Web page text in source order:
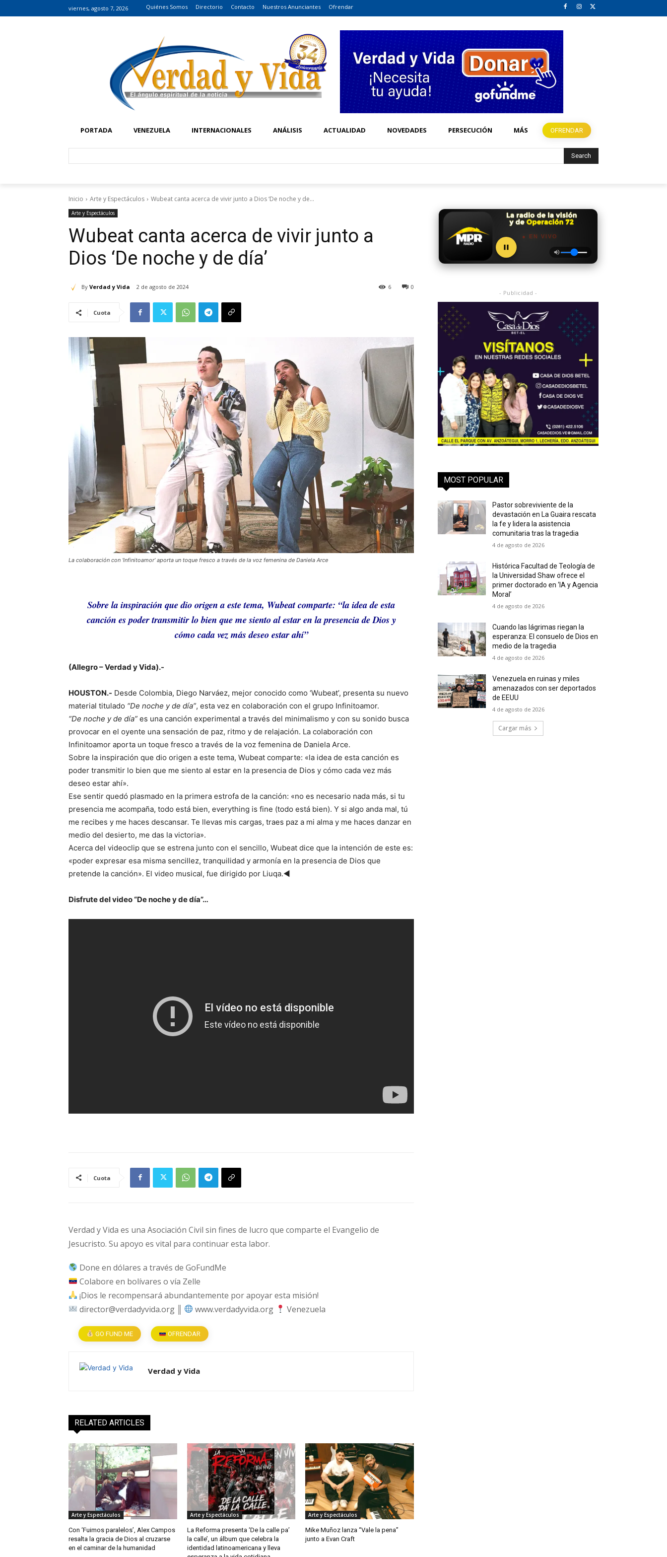
viernes, agosto 7, 2026 Quiénes Somos Directorio Contacto Nuestros Anunciantes Ofrendar
PORTADA VENEZUELA INTERNACIONALES ANÁLISIS ACTUALIDAD NOVEDADES PERSECUCIÓN MÁS OFRENDAR
Search
Inicio Arte y Espectáculos Wubeat canta acerca de vivir junto a Dios ‘De noche y de...
Arte y Espectáculos
Wubeat canta acerca de vivir junto a
Dios ‘De noche y de día’
By Verdad y Vida 2 de agosto de 2024 0
6
Cuota
La colaboración con ‘Infinitoamor’ aporta un toque fresco a través de la voz femenina de Daniela Arce
Sobre la inspiración que dio origen a este tema, Wubeat comparte: “la idea de esta
canción es poder transmitir lo bien que me siento al estar en la presencia de Dios y
cómo cada vez más deseo estar ahí”
(Allegro – Verdad y Vida).-
HOUSTON.- Desde Colombia, Diego Narváez, mejor conocido como ‘Wubeat’, presenta su nuevo
material titulado “De noche y de día”, esta vez en colaboración con el grupo Infinitoamor.
“De noche y de día” es una canción experimental a través del minimalismo y con su sonido busca
provocar en el oyente una sensación de paz, ritmo y de relajación. La colaboración con
Infinitoamor aporta un toque fresco a través de la voz femenina de Daniela Arce.
Sobre la inspiración que dio origen a este tema, Wubeat comparte: «la idea de esta canción es
poder transmitir lo bien que me siento al estar en la presencia de Dios y cómo cada vez más
deseo estar ahí».
Ese sentir quedó plasmado en la primera estrofa de la canción: «no es necesario nada más, si tu
presencia me acompaña, todo está bien, everything is fine (todo está bien). Y si algo anda mal, tú
me recibes y me haces descansar. Te llevas mis cargas, traes paz a mi alma y me haces danzar en
medio del desierto, me das la victoria».
Acerca del videoclip que se estrena junto con el sencillo, Wubeat dice que la intención de este es:
«poder expresar esa misma sencillez, tranquilidad y armonía en la presencia de Dios que
pretende la canción». El video musical, fue dirigido por Liuqa.◄
Disfrute del video “De noche y de día”…
Cuota
Verdad y Vida es una Asociación Civil sin fines de lucro que comparte el Evangelio de
Jesucristo. Su apoyo es vital para continuar esta labor.
Done en dólares a través de GoFundMe
Colabore en bolívares o vía Zelle
¡Dios le recompensará abundantemente por apoyar esta misión!
director@verdadyvida.org ║
www.verdadyvida.org Venezuela
GO FUND ME OFRENDAR
Verdad y Vida
RELATED ARTICLES
Arte y Espectáculos
Con ‘Fuimos paralelos’, Alex Campos
resalta la gracia de Dios al cruzarse
en el caminar de la humanidad
Arte y Espectáculos
La Reforma presenta ‘De la calle pa’
la calle’, un álbum que celebra la
identidad latinoamericana y lleva
Arte y Espectáculos
Mike Muñoz lanza “Vale la pena”
junto a Evan Craft
● EN VIVO
- Publicidad -
MOST POPULAR
Pastor sobreviviente de la
devastación en La Guaira rescata
la fe y lidera la asistencia
comunitaria tras la tragedia
4 de agosto de 2026
Histórica Facultad de Teología de
la Universidad Shaw ofrece el
primer doctorado en ‘IA y Agencia
Moral’
4 de agosto de 2026
Cuando las lágrimas riegan la
esperanza: El consuelo de Dios en
medio de la tragedia
4 de agosto de 2026
Venezuela en ruinas y miles
amenazados con ser deportados
de EEUU
4 de agosto de 2026
Cargar más